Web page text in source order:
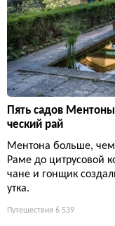
Пять садов
ческий рай
Ментона больше,
Раме до цитрусовой
чане и гонщик
утка.
Путешествия 6 539